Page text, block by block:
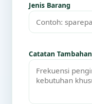
Jenis Barang
Catatan Tambahan